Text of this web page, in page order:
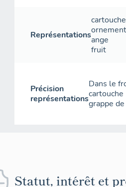
Couverture
des
la cloche.
féminin
Représentations
cartouche
ange
fruit
Précision
représentations
Dans le
grappe
Statut, intérêt et